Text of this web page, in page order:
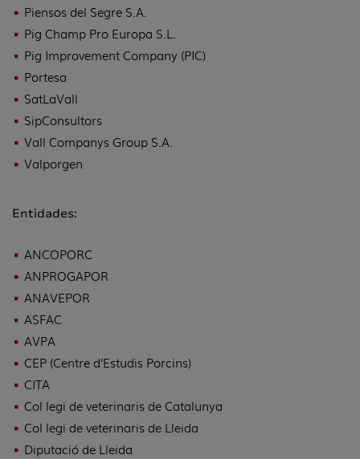
Piensos del Segre S.A.
Pig Champ Pro Europa S.L.
Pig Improvement Company (PIC)
Portesa
SatLaVall
SipConsultors
Vall Companys Group S.A.
Valporgen
Entidades:
ANCOPORC
ANPROGAPOR
ANAVEPOR
ASFAC
AVPA
CEP (Centre d’Estudis Porcins)
CITA
Col·legi de veterinaris de Catalunya
Col·legi de veterinaris de Lleida
Diputació de Lleida